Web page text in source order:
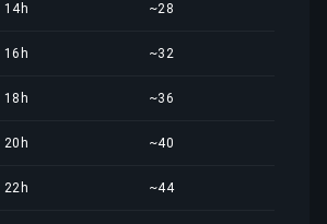
14h ~28
16h ~32
18h ~36
20h ~40
22h ~44